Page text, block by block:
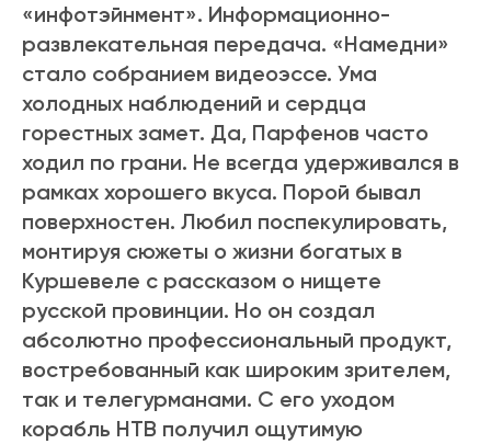
«инфотэйнмент». Информационно-
развлекательная передача. «Намедни»
стало собранием видеоэссе. Ума
холодных наблюдений и сердца
горестных замет. Да, Парфенов часто
ходил по грани. Не всегда удерживался в
рамках хорошего вкуса. Порой бывал
поверхностен. Любил поспекулировать,
монтируя сюжеты о жизни богатых в
Куршевеле с рассказом о нищете
русской провинции. Но он создал
абсолютно профессиональный продукт,
востребованный как широким зрителем,
так и телегурманами. С его уходом
корабль НТВ получил ощутимую